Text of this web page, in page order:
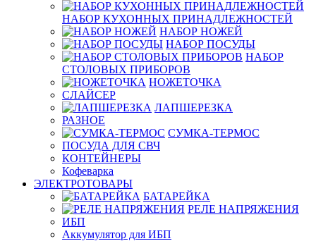
НАБОР КУХОННЫХ ПРИНАДЛЕЖНОСТЕЙ
НАБОР НОЖЕЙ
НАБОР ПОСУДЫ
НАБОР
СТОЛОВЫХ ПРИБОРОВ
НОЖЕТОЧКА
СЛАЙСЕР
ЛАПШЕРЕЗКА
РАЗНОЕ
СУМКА-ТЕРМОС
ПОСУДА ДЛЯ СВЧ
КОНТЕЙНЕРЫ
Кофеварка
ЭЛЕКТРОТОВАРЫ
БАТАРЕЙКА
РЕЛЕ НАПРЯЖЕНИЯ
ИБП
Аккумулятор для ИБП